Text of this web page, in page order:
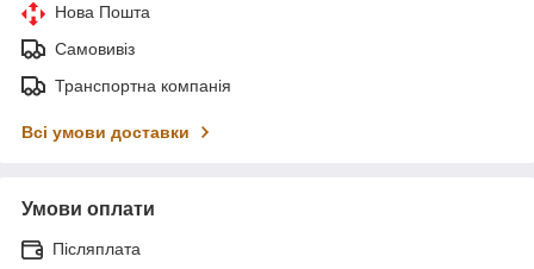
Нова Пошта
Самовивіз
Транспортна компанія
Всі умови доставки
Умови оплати
Післяплата